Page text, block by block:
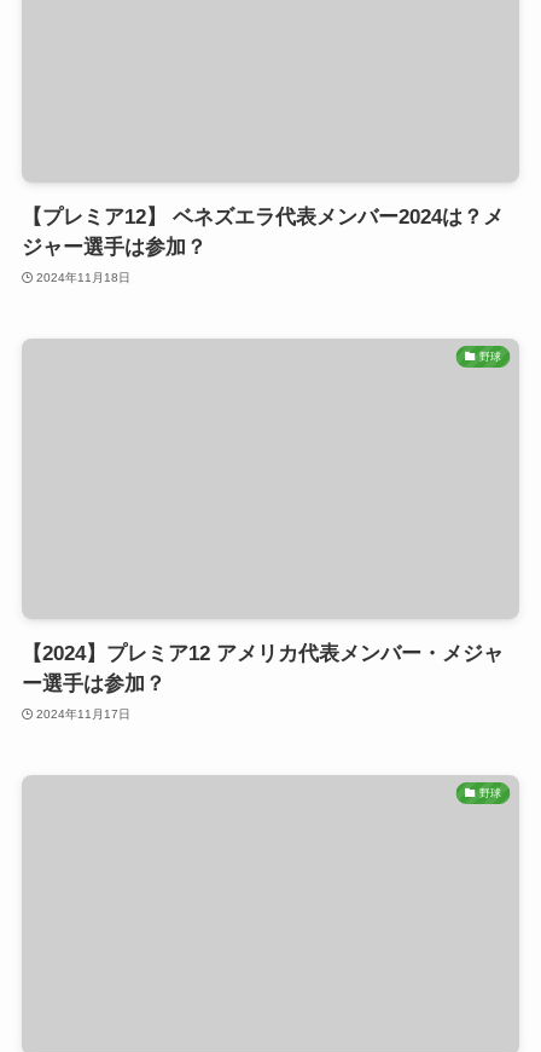
【プレミア12】 ベネズエラ代表メンバー2024は？メ
ジャー選手は参加？
2024年11月18日
野球
【2024】プレミア12 アメリカ代表メンバー・メジャ
ー選手は参加？
2024年11月17日
野球